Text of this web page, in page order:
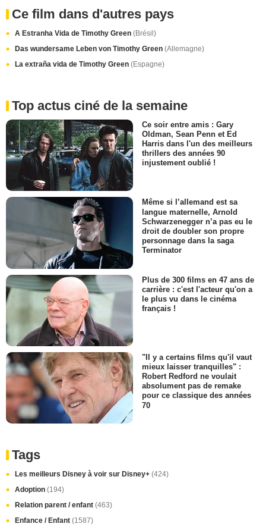
Ce film dans d'autres pays
A Estranha Vida de Timothy Green (Brésil)
Das wundersame Leben von Timothy Green (Allemagne)
La extraña vida de Timothy Green (Espagne)
Top actus ciné de la semaine
Ce soir entre amis : Gary
Oldman, Sean Penn et Ed
Harris dans l'un des meilleurs
thrillers des années 90
injustement oublié !
Même si l’allemand est sa
langue maternelle, Arnold
Schwarzenegger n’a pas eu le
droit de doubler son propre
personnage dans la saga
Terminator
Plus de 300 films en 47 ans de
carrière : c'est l'acteur qu'on a
le plus vu dans le cinéma
français !
"Il y a certains films qu'il vaut
mieux laisser tranquilles" :
Robert Redford ne voulait
absolument pas de remake
pour ce classique des années
70
Tags
Les meilleurs Disney à voir sur Disney+ (424)
Adoption (194)
Relation parent / enfant (463)
Enfance / Enfant (1587)